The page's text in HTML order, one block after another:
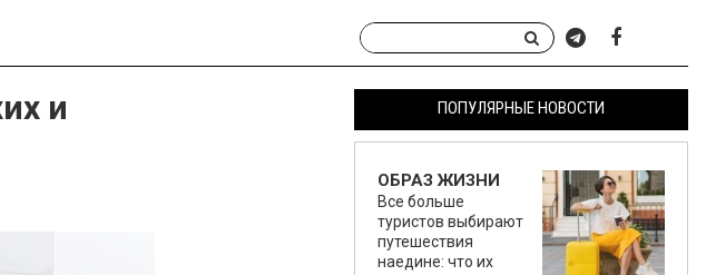
и
ПОПУЛЯРНЫЕ НОВОСТИ
ОБРАЗ ЖИЗНИ
Все больше
туристов выбирают
путешествия
наедине: что их